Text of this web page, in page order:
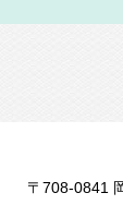
〒708-0841